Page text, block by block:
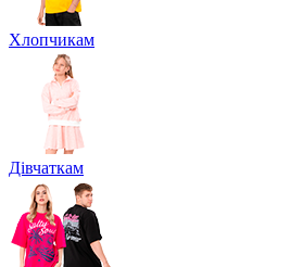
Хлопчикам
Дівчаткам